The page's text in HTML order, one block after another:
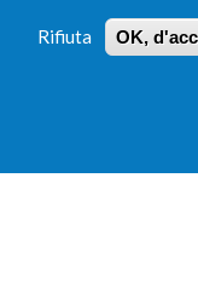
Rifiuta OK,